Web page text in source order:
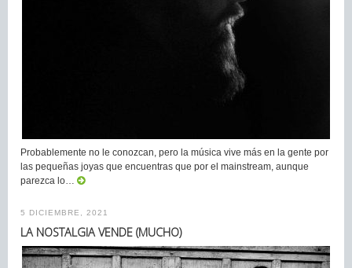
Probablemente no le conozcan, pero la música vive más en la gente por
las pequeñas joyas que encuentras que por el mainstream, aunque
parezca lo…
5 DICIEMBRE, 2021
LA NOSTALGIA VENDE (MUCHO)